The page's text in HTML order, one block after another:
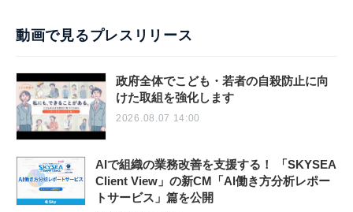
動画で見るプレスリリース
政府全体でこども・若者の自殺防止に向
けた取組を強化します
2026.08.07 14:00
AIで組織の業務改善を支援する！ 「SKYSEA
Client View」の新CM「AI働き方分析レポー
トサービス」篇を公開